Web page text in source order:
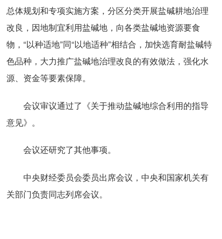
总体规划和专项实施方案，分区分类开展盐碱耕地治理
改良，因地制宜利用盐碱地，向各类盐碱地资源要食
物，“以种适地”同“以地适种”相结合，加快选育耐盐碱特
色品种，大力推广盐碱地治理改良的有效做法，强化水
源、资金等要素保障。
会议审议通过了《关于推动盐碱地综合利用的指导
意见》。
会议还研究了其他事项。
中央财经委员会委员出席会议，中央和国家机关有
关部门负责同志列席会议。